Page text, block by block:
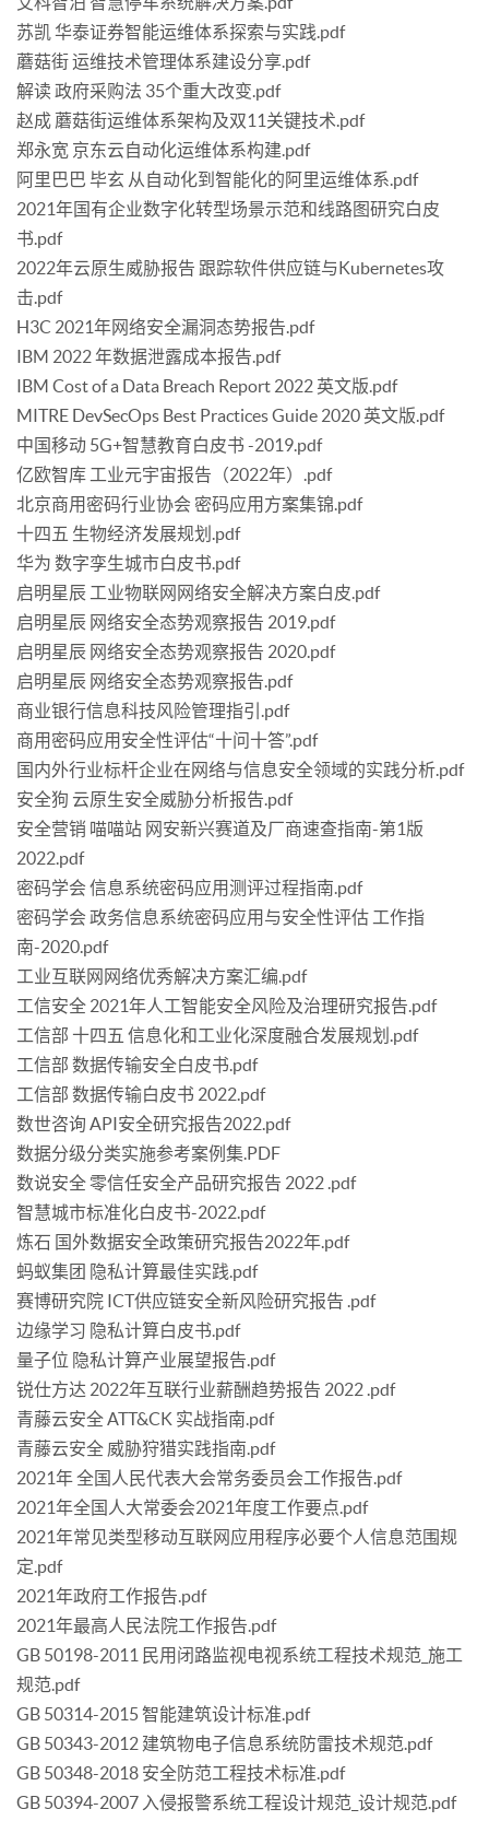
苏凯 华泰证券智能运维体系探索与实践.pdf
蘑菇街 运维技术管理体系建设分享.pdf
解读 政府采购法 35个重大改变.pdf
赵成 蘑菇街运维体系架构及双11关键技术.pdf
郑永宽 京东云自动化运维体系构建.pdf
阿里巴巴 毕玄 从自动化到智能化的阿里运维体系.pdf
2021年国有企业数字化转型场景示范和线路图研究白皮
书.pdf
2022年云原生威胁报告 跟踪软件供应链与Kubernetes攻
击.pdf
H3C 2021年网络安全漏洞态势报告.pdf
IBM 2022 年数据泄露成本报告.pdf
IBM Cost of a Data Breach Report 2022 英文版.pdf
MITRE DevSecOps Best Practices Guide 2020 英文版.pdf
中国移动 5G+智慧教育白皮书 -2019.pdf
亿欧智库 工业元宇宙报告（2022年）.pdf
北京商用密码行业协会 密码应用方案集锦.pdf
十四五 生物经济发展规划.pdf
华为 数字孪生城市白皮书.pdf
启明星辰 工业物联网网络安全解决方案白皮.pdf
启明星辰 网络安全态势观察报告 2019.pdf
启明星辰 网络安全态势观察报告 2020.pdf
启明星辰 网络安全态势观察报告.pdf
商业银行信息科技风险管理指引.pdf
商用密码应用安全性评估“十问十答”.pdf
国内外行业标杆企业在网络与信息安全领域的实践分析.pdf
安全狗 云原生安全威胁分析报告.pdf
安全营销 喵喵站 网安新兴赛道及厂商速查指南-第1版
2022.pdf
密码学会 信息系统密码应用测评过程指南.pdf
密码学会 政务信息系统密码应用与安全性评估 工作指
南-2020.pdf
工业互联网网络优秀解决方案汇编.pdf
工信安全 2021年人工智能安全风险及治理研究报告.pdf
工信部 十四五 信息化和工业化深度融合发展规划.pdf
工信部 数据传输安全白皮书.pdf
工信部 数据传输白皮书 2022.pdf
数世咨询 API安全研究报告2022.pdf
数据分级分类实施参考案例集.PDF
数说安全 零信任安全产品研究报告 2022 .pdf
智慧城市标准化白皮书-2022.pdf
炼石 国外数据安全政策研究报告2022年.pdf
蚂蚁集团 隐私计算最佳实践.pdf
赛博研究院 ICT供应链安全新风险研究报告 .pdf
边缘学习 隐私计算白皮书.pdf
量子位 隐私计算产业展望报告.pdf
锐仕方达 2022年互联行业薪酬趋势报告 2022 .pdf
青藤云安全 ATT&CK 实战指南.pdf
青藤云安全 威胁狩猎实践指南.pdf
2021年 全国人民代表大会常务委员会工作报告.pdf
2021年全国人大常委会2021年度工作要点.pdf
2021年常见类型移动互联网应用程序必要个人信息范围规
定.pdf
2021年政府工作报告.pdf
2021年最高人民法院工作报告.pdf
GB 50198-2011 民用闭路监视电视系统工程技术规范_施工
规范.pdf
GB 50314-2015 智能建筑设计标准.pdf
GB 50343-2012 建筑物电子信息系统防雷技术规范.pdf
GB 50348-2018 安全防范工程技术标准.pdf
GB 50394-2007 入侵报警系统工程设计规范_设计规范.pdf